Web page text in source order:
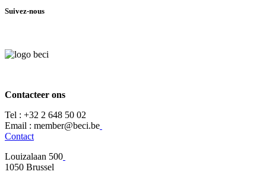
Suivez-nous
Contacteer ons
Tel : +32 2 648 50 02​
​​Email : member@beci.be
Contact
Louizalaan 500
​1050 Brussel